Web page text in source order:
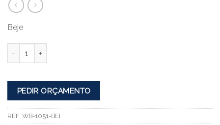
Beje
PEDIR ORÇAMENTO
REF: WB-1051-BEI